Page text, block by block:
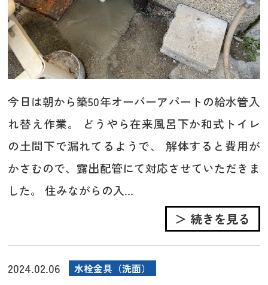
今日は朝から築50年オーバーアパートの給水管入
れ替え作業。 どうやら在来風呂下か和式トイレ
の土間下で漏れてるようで、 解体すると費用が
かさむので、露出配管にて対応させていただきま
した。 住みながらの入...
＞ 続きを見る
2024.02.06 水栓金具（洗面）